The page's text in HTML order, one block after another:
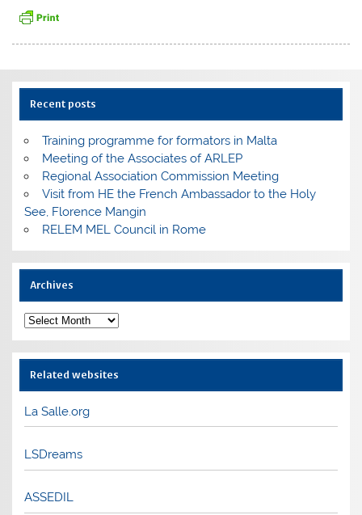
Recent posts
Training programme for formators in Malta
Meeting of the Associates of ARLEP
Regional Association Commission Meeting
Visit from HE the French Ambassador to the Holy
See, Florence Mangin
RELEM MEL Council in Rome
Archives
Archives
Related websites
La Salle.org
LSDreams
ASSEDIL